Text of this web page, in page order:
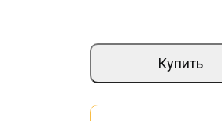
Купить